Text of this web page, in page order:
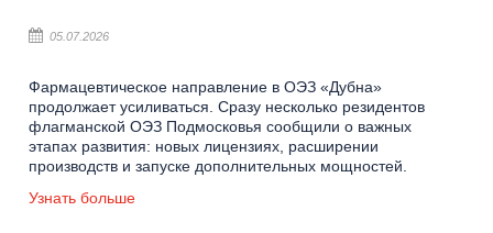
05.07.2026
Фармацевтическое направление в ОЭЗ «Дубна»
продолжает усиливаться. Сразу несколько резидентов
флагманской ОЭЗ Подмосковья сообщили о важных
этапах развития: новых лицензиях, расширении
производств и запуске дополнительных мощностей.
Узнать больше